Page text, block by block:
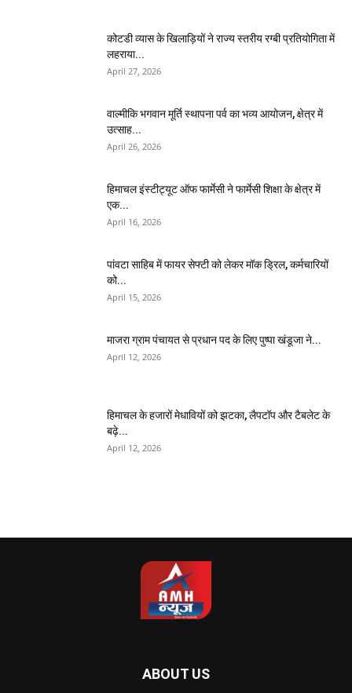
कोटडी व्यास के खिलाड़ियों ने राज्य स्तरीय रग्बी प्रतियोगिता में
लहराया...
April 27, 2026
वाल्मीकि भगवान मूर्ति स्थापना पर्व का भव्य आयोजन, क्षेत्र में
उत्साह...
April 26, 2026
हिमाचल इंस्टीट्यूट ऑफ फार्मेसी ने फार्मेसी शिक्षा के क्षेत्र में
एक...
April 16, 2026
पांवटा साहिब में फायर सेफ्टी को लेकर मॉक ड्रिल, कर्मचारियों
को...
April 15, 2026
माजरा ग्राम पंचायत से प्रधान पद के लिए पुष्पा खंडूजा ने...
April 12, 2026
हिमाचल के हजारों मेधावियों को झटका, लैपटॉप और टैबलेट के
बढ़े...
April 12, 2026
ABOUT US